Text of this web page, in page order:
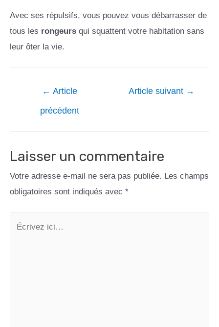
Avec ses répulsifs, vous pouvez vous débarrasser de
tous les rongeurs qui squattent votre habitation sans
leur ôter la vie.
← Article
précédent
Article suivant →
Laisser un commentaire
Votre adresse e-mail ne sera pas publiée. Les champs
obligatoires sont indiqués avec *